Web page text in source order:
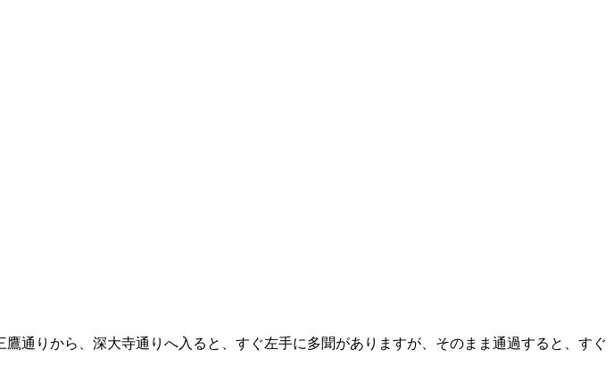
通りから、深大寺通りへ入ると、すぐ左手に多聞がありますが、そのまま通過すると、すぐ